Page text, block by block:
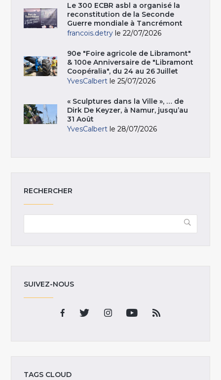
Le 300 ECBR asbl a organisé la
reconstitution de la Seconde
Guerre mondiale à Tancrémont
francois.detry le 22/07/2026
90e "Foire agricole de Libramont"
& 100e Anniversaire de "Libramont
Coopéralia", du 24 au 26 Juillet
YvesCalbert le 25/07/2026
« Sculptures dans la Ville », … de
Dirk De Keyzer, à Namur, jusqu’au
31 Août
YvesCalbert le 28/07/2026
RECHERCHER
SUIVEZ-NOUS
TAGS CLOUD